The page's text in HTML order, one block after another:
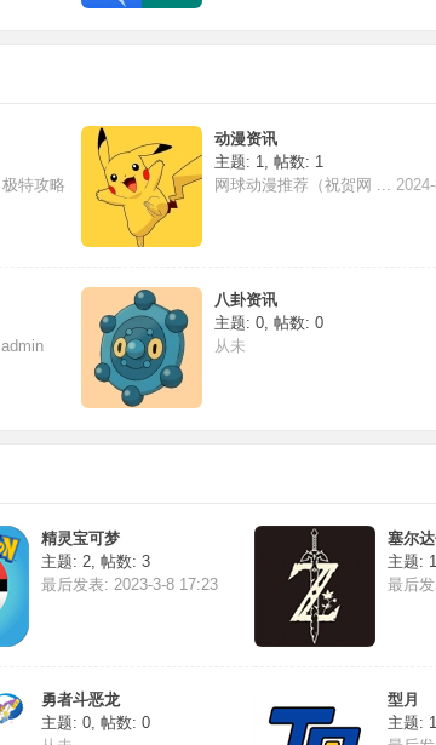
极特攻略
动漫资讯
主题: 1, 帖数: 1
网球动漫推荐（祝贺网 ...
admin
八卦资讯
主题: 0, 帖数: 0
从未
精灵宝可梦
主题: 2, 帖数: 3
最后发表: 2023-3-8 17:23
塞尔
主题: 1
最后
勇者斗恶龙
主题: 0, 帖数: 0
型月
主题: 1